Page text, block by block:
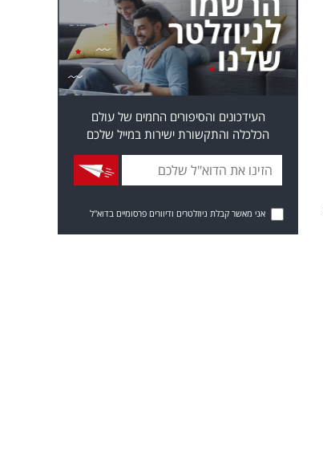
העידכונים והסיפורים החמים של עולם
הכלכלה והתקשורת ישירות במייל שלכם
אני מאשר קבלת ניוזלטרים ודיוורים פרסומיים בדוא"ל